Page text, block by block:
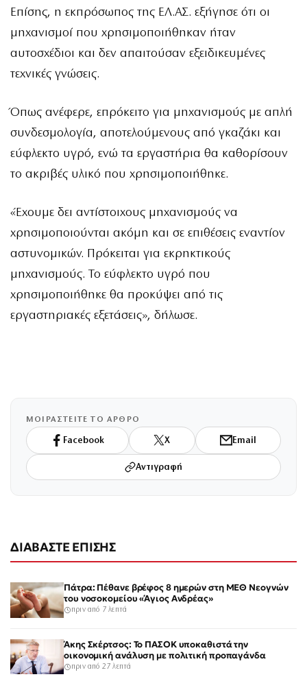
Επίσης, η εκπρόσωπος της ΕΛ.ΑΣ. εξήγησε ότι οι
μηχανισμοί που χρησιμοποιήθηκαν ήταν
αυτοσχέδιοι και δεν απαιτούσαν εξειδικευμένες
τεχνικές γνώσεις.
Όπως ανέφερε, επρόκειτο για μηχανισμούς με απλή
συνδεσμολογία, αποτελούμενους από γκαζάκι και
εύφλεκτο υγρό, ενώ τα εργαστήρια θα καθορίσουν
το ακριβές υλικό που χρησιμοποιήθηκε.
«Έχουμε δει αντίστοιχους μηχανισμούς να
χρησιμοποιούνται ακόμη και σε επιθέσεις εναντίον
αστυνομικών. Πρόκειται για εκρηκτικούς
μηχανισμούς. Το εύφλεκτο υγρό που
χρησιμοποιήθηκε θα προκύψει από τις
εργαστηριακές εξετάσεις», δήλωσε.
ΜΟΙΡΑΣΤΕΙΤΕ ΤΟ ΑΡΘΡΟ
Facebook X Email
Αντιγραφή
ΔΙΑΒΑΣΤΕ ΕΠΙΣΗΣ
Πάτρα: Πέθανε βρέφος 8 ημερών στη ΜΕΘ Νεογνών
του νοσοκομείου «Άγιος Ανδρέας»
πριν από 7 λεπτά
Άκης Σκέρτσος: Το ΠΑΣΟΚ υποκαθιστά την
οικονομική ανάλυση με πολιτική προπαγάνδα
πριν από 27 λεπτά